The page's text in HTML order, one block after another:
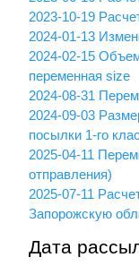
2023-10-19
2024-01-13
2024-02-15
переменная size
2024-08-31
2024-09-03
посылки 1-го
2025-04-11
отправления)
2025-07-11
Запорожскую
Дата